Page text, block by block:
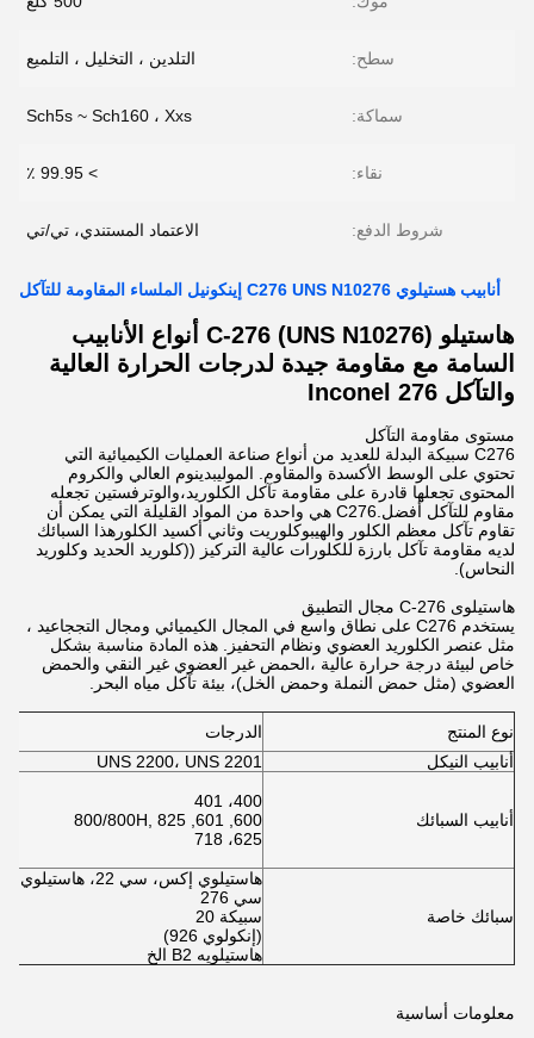
سطح: التلدين ، التخليل ، التلميع
سماكة: Sch5s ~ Sch160 ، Xxs
نقاء: > 99.95 ٪
شروط الدفع: الاعتماد المستندي، تي/تي
أنابيب هستيلوي C276 UNS N10276 إينكونيل الملساء المقاومة للتآكل
هاستيلو C-276 (UNS N10276) أنواع الأنابيب
السامة مع مقاومة جيدة لدرجات الحرارة العالية
والتآكل Inconel 276
مستوى مقاومة التآكل
C276 سبيكة البدلة للعديد من أنواع صناعة العمليات الكيميائية التي
تحتوي على الوسط الأكسدة والمقاوم. الموليبدينوم العالي والكروم
المحتوى تجعلها قادرة على مقاومة تآكل الكلوريد،والوترفستين تجعله
مقاوم للتآكل أفضل.C276 هي واحدة من المواد القليلة التي يمكن أن
تقاوم تآكل معظم الكلور والهيبوكلوريت وثاني أكسيد الكلورهذا السبائك
لديه مقاومة تآكل بارزة للكلورات عالية التركيز ((كلوريد الحديد وكلوريد
النحاس).
هاستيلوى C-276 مجال التطبيق
يستخدم C276 على نطاق واسع في المجال الكيميائي ومجال التججاعيد ،
مثل عنصر الكلوريد العضوي ونظام التحفيز. هذه المادة مناسبة بشكل
خاص لبيئة درجة حرارة عالية ،الحمض غير العضوي غير النقي والحمض
العضوي (مثل حمض النملة وحمض الخل)، بيئة تآكل مياه البحر.
نوع المنتج الدرجات
أنابيب النيكل
UNS 2200، UNS 2201
أنابيب السبائك
400، 401
600, 601, 800/800H, 825
625، 718
سبائك خاصة
هاستيلوي إكس، سي 22، هاستيلوي
سي 276
سبيكة 20
(إنكولوي 926)
هاستيلويه B2 الخ
معلومات أساسية